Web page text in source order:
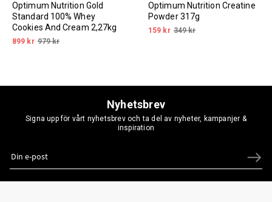
Optimum Nutrition Gold
Standard 100% Whey
Cookies And Cream 2,27kg
899 kr 979 kr
Optimum Nutrition Creatine
Powder 317g
159 kr 349 kr
Nyhetsbrev
Signa upp för vårt nyhetsbrev och ta del av nyheter, kampanjer &
inspiration